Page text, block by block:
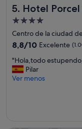
"
5. Hotel
Hotel Porcel
Alojamiento
de
4.0 estrellas
Centro de la ciudad
8.8
10,
Excelente,
(1.004 comentarios)
8,8/10 Excelente
"
H
o
"Hola,todo
Pilar
Ver menos